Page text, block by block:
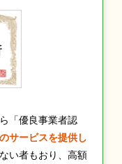
「優良事業者認
サービスを提供し
い者もおり、高額